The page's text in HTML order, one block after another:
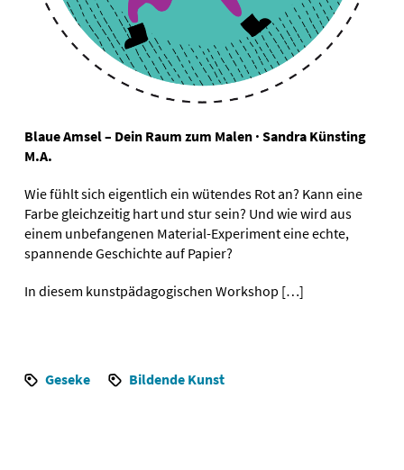
Blaue Amsel – Dein Raum zum Malen · Sandra Künsting
M.A.
Wie fühlt sich eigentlich ein wütendes Rot an? Kann eine
Farbe gleichzeitig hart und stur sein? Und wie wird aus
einem unbefangenen Material-Experiment eine echte,
spannende Geschichte auf Papier?
In diesem kunstpädagogischen Workshop […]
Geseke Bildende Kunst